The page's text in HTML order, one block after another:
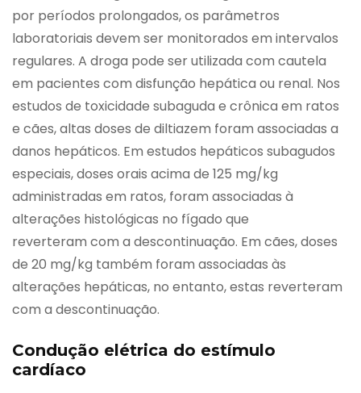
por períodos prolongados, os parâmetros
laboratoriais devem ser monitorados em intervalos
regulares. A droga pode ser utilizada com cautela
em pacientes com disfunção hepática ou renal. Nos
estudos de toxicidade subaguda e crônica em ratos
e cães, altas doses de diltiazem foram associadas a
danos hepáticos. Em estudos hepáticos subagudos
especiais, doses orais acima de 125 mg/kg
administradas em ratos, foram associadas à
alterações histológicas no fígado que
reverteram com a descontinuação. Em cães, doses
de 20 mg/kg também foram associadas às
alterações hepáticas, no entanto, estas reverteram
com a descontinuação.
Condução elétrica do estímulo
cardíaco